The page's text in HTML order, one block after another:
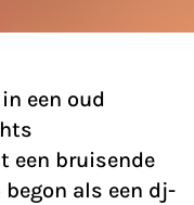
een oud
een bruisende
als een dj-